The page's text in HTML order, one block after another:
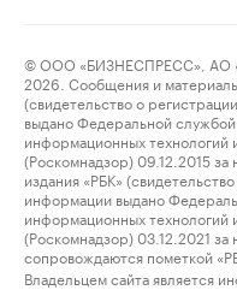
© ООО «БИЗНЕСПРЕСС», АО
2026. Сообщения и
(свидетельство о
выдано Федеральной
информационных технологий
(Роскомнадзор) 09.12.2015
издания «РБК»
информации выдано
информационных технологий
(Роскомнадзор) 03.12.2021
сопровождаются пометкой
Владельцем сайта является